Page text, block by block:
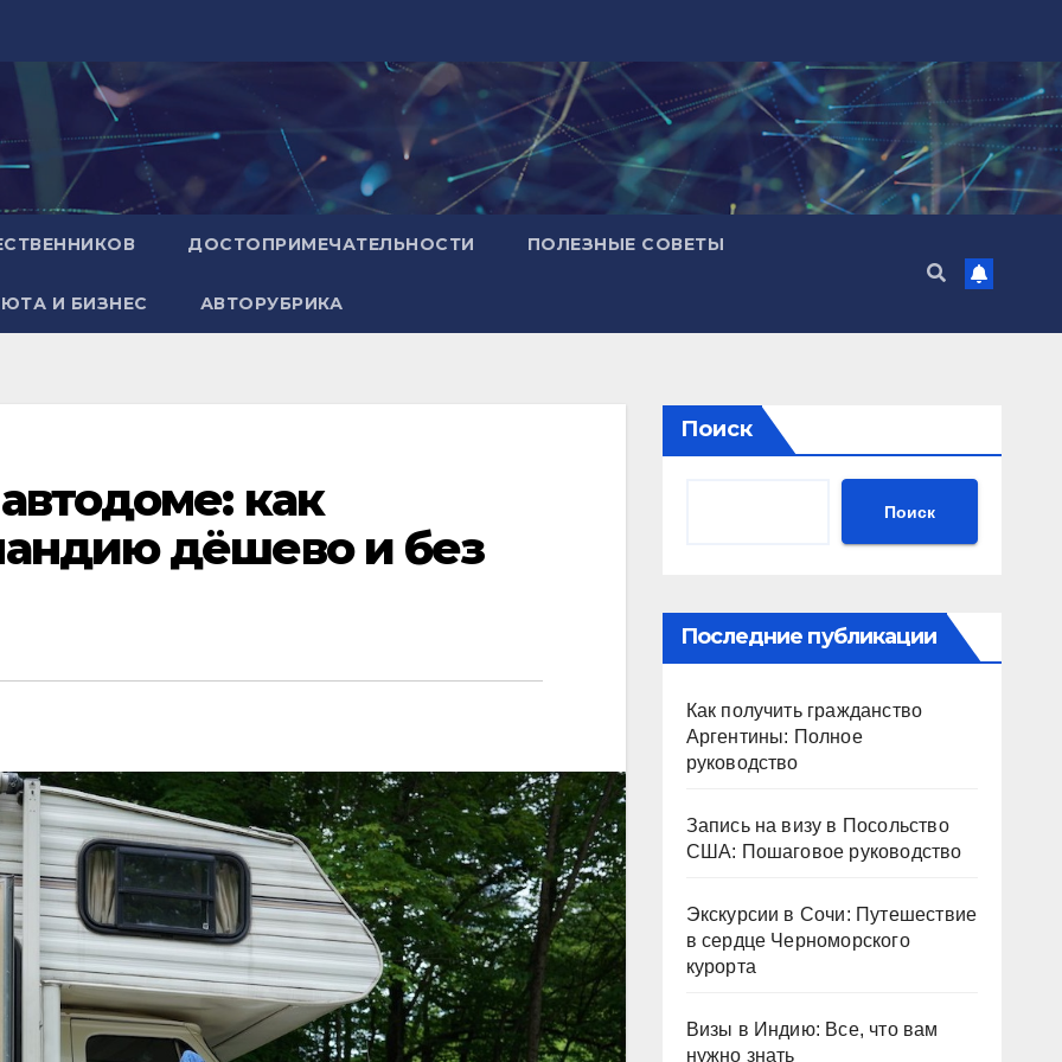
ДОСТОПРИМЕЧАТЕЛЬНОСТИ ПОЛЕЗНЫЕ СОВЕТЫ
И БИЗНЕС АВТОРУБРИКА
как
дёшево и без
Поиск
Поиск
Последние публикации
Как получить гражданство
Аргентины: Полное
руководство
Запись на визу в Посольство
США: Пошаговое руководство
Экскурсии в Сочи: Путешествие
в сердце Черноморского
курорта
Визы в Индию: Все, что вам
нужно знать